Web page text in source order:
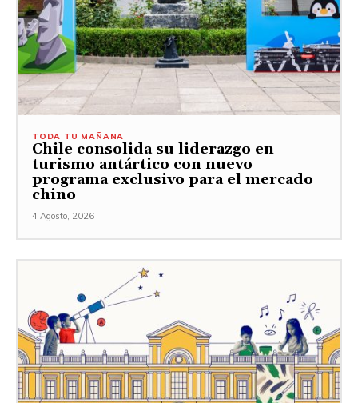
TODA TU MAÑANA
Chile consolida su liderazgo en
turismo antártico con nuevo
programa exclusivo para el mercado
chino
4 Agosto, 2026